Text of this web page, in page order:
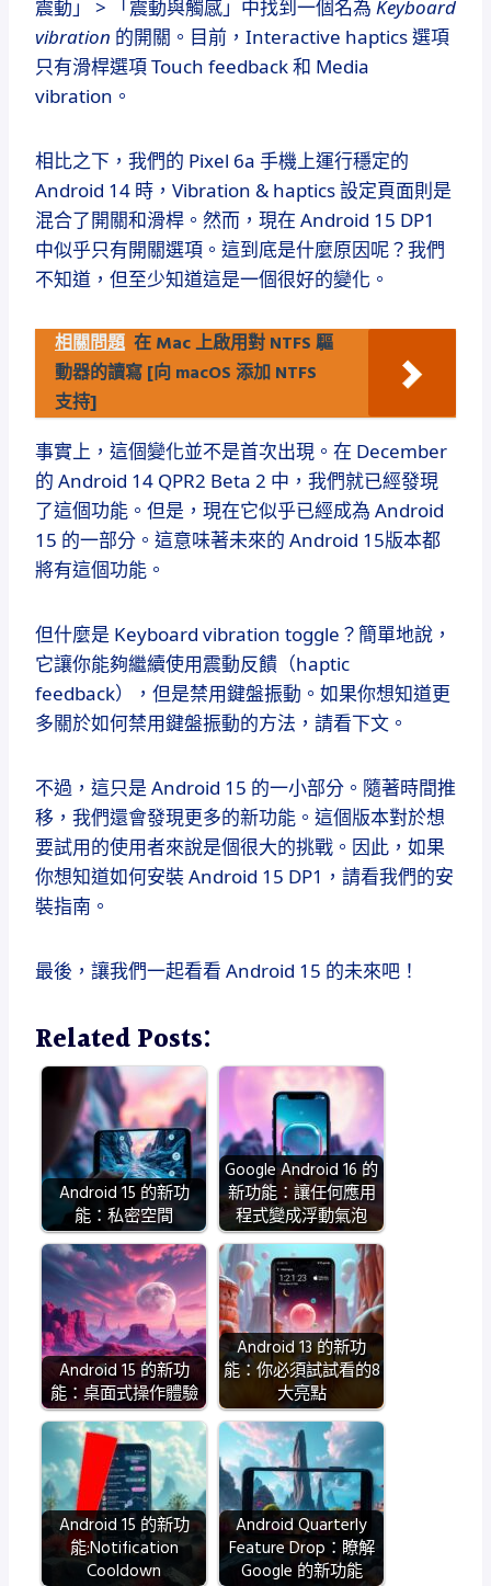
震動」 > 「震動與觸感」中找到一個名為 Keyboard
vibration 的開關。目前，Interactive haptics 選項
只有滑桿選項 Touch feedback 和 Media
vibration。
相比之下，我們的 Pixel 6a 手機上運行穩定的
Android 14 時，Vibration & haptics 設定頁面則是
混合了開關和滑桿。然而，現在 Android 15 DP1
中似乎只有開關選項。這到底是什麼原因呢？我們
不知道，但至少知道這是一個很好的變化。
相關問題 在 Mac 上啟用對 NTFS 驅
動器的讀寫 [向 macOS 添加 NTFS
支持]
事實上，這個變化並不是首次出現。在 December
的 Android 14 QPR2 Beta 2 中，我們就已經發現
了這個功能。但是，現在它似乎已經成為 Android
15 的一部分。這意味著未來的 Android 15版本都
將有這個功能。
但什麼是 Keyboard vibration toggle？簡單地說，
它讓你能夠繼續使用震動反饋（haptic
feedback），但是禁用鍵盤振動。如果你想知道更
多關於如何禁用鍵盤振動的方法，請看下文。
不過，這只是 Android 15 的一小部分。隨著時間推
移，我們還會發現更多的新功能。這個版本對於想
要試用的使用者來說是個很大的挑戰。因此，如果
你想知道如何安裝 Android 15 DP1，請看我們的安
裝指南。
最後，讓我們一起看看 Android 15 的未來吧！
Related Posts:
Android 15 的新功
能：私密空間
Google Android 16 的
新功能：讓任何應用
程式變成浮動氣泡
Android 15 的新功
能：桌面式操作體驗
Android 13 的新功
能：你必須試試看的8
大亮點
Android 15 的新功
能:Notification
Cooldown
Android Quarterly
Feature Drop：瞭解
Google 的新功能